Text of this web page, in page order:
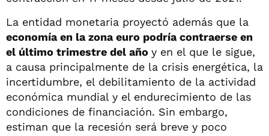
La entidad monetaria proyectó además que la
economía en la zona euro podría contraerse en
el último trimestre del año y en el que le sigue,
a causa principalmente de la crisis energética, la
incertidumbre, el debilitamiento de la actividad
económica mundial y el endurecimiento de las
condiciones de financiación. Sin embargo,
estiman que la recesión será breve y poco